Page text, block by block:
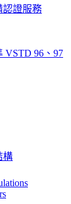
認證服務
VSTD 96、97
構